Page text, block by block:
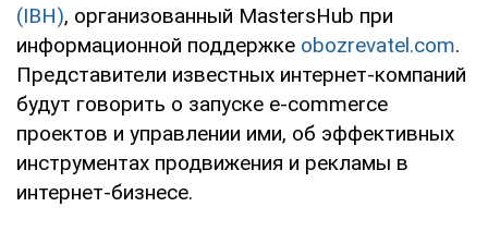
(IBH), организованный MastersHub при
информационной поддержке obozrevatel.com.
Представители известных интернет-компаний
будут говорить о запуске e-commerce
проектов и управлении ими, об эффективных
инструментах продвижения и рекламы в
интернет-бизнесе.